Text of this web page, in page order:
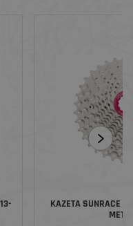
KAZETA SUNRACE